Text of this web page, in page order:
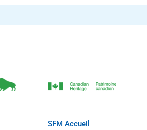
SFM Accueil